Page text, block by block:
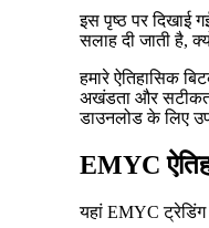
इस पृष्ठ पर दिखाई
सलाह दी जाती है,
हमारे ऐतिहासिक
अखंडता और
डाउनलोड के लिए
EMYC
यहां EMYC